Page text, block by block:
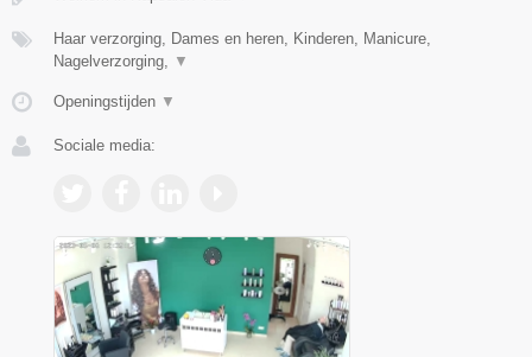
Haar verzorging, Dames en heren, Kinderen, Manicure,
Nagelverzorging,
▼
Openingstijden ▼
Sociale media: